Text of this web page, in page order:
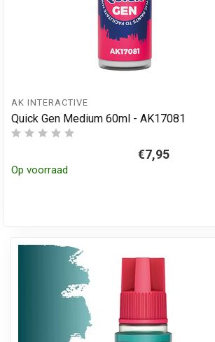
AK INTERACTIVE
Quick Gen Medium 60ml - AK17081
€7,95
Op voorraad